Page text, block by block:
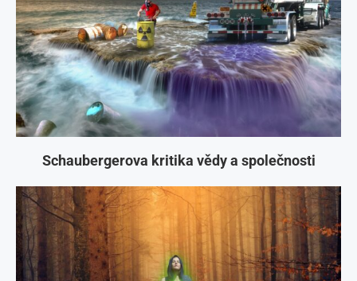
Schaubergerova kritika vědy a společnosti